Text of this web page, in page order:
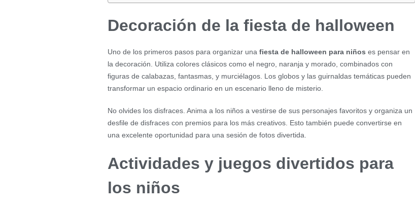
Decoración de la fiesta de halloween
Uno de los primeros pasos para organizar una fiesta de halloween para niños es pensar en
la decoración. Utiliza colores clásicos como el negro, naranja y morado, combinados con
figuras de calabazas, fantasmas, y murciélagos. Los globos y las guirnaldas temáticas pueden
transformar un espacio ordinario en un escenario lleno de misterio.
No olvides los disfraces. Anima a los niños a vestirse de sus personajes favoritos y organiza un
desfile de disfraces con premios para los más creativos. Esto también puede convertirse en
una excelente oportunidad para una sesión de fotos divertida.
Actividades y juegos divertidos para
los niños